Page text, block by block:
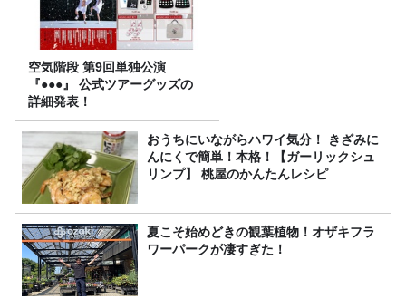
空気階段 第9回単独公演
『●●●』 公式ツアーグッズの
詳細発表！
おうちにいながらハワイ気分！ きざみに
んにくで簡単！本格！【ガーリックシュ
リンプ】 桃屋のかんたんレシピ
夏こそ始めどきの観葉植物！オザキフラ
ワーパークが凄すぎた！